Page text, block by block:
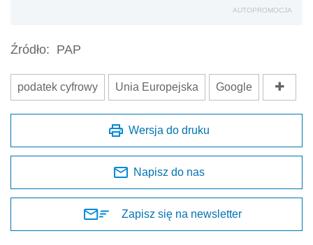
AUTOPROMOCJA
Źródło: PAP
podatek cyfrowy Unia Europejska Google
Wersja do druku
Napisz do nas
Zapisz się na newsletter